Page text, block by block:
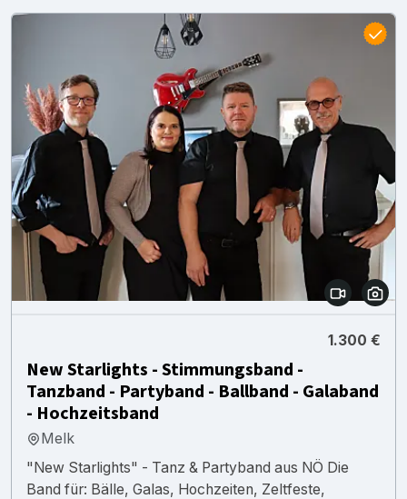
1.300 €
New Starlights - Stimmungsband -
Tanzband - Partyband - Ballband - Galaband
- Hochzeitsband
Melk
"New Starlights" - Tanz & Partyband aus NÖ Die
Band für: Bälle, Galas, Hochzeiten, Zeltfeste,